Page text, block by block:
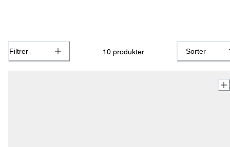
Filtrer 10 produkter Sorter